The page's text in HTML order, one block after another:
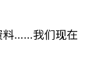
料……我们现在